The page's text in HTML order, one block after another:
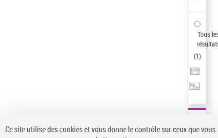
Tous
(1)
Ce site utilise des cookies et vous donne le contrôle sur ceux que vous